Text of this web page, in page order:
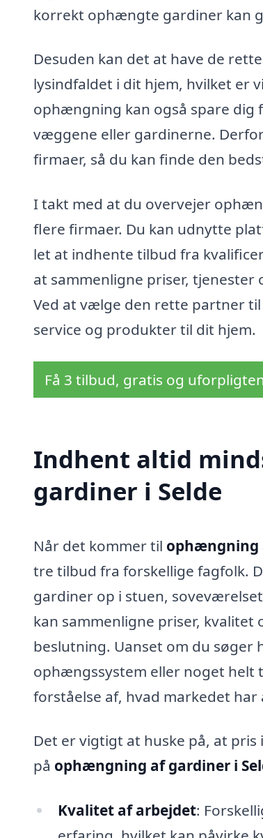
korrekt ophængte gardiner kan
Desuden kan det at have de
lysindfaldet i dit hjem, hvilket er
ophængning kan også spare dig
væggene eller gardinerne.
firmaer, så du kan finde den
I takt med at du overvejer
flere firmaer. Du kan udnytte
let at indhente tilbud fra
at sammenligne priser,
Ved at vælge den rette partner
service og produkter til dit hjem.
Få 3 tilbud, gratis og
Indhent altid
gardiner i Selde
Når det kommer til ophængning
tre tilbud fra forskellige fagfolk.
gardiner op i stuen,
kan sammenligne priser,
beslutning. Uanset om du
ophængssystem eller noget helt
forståelse af, hvad markedet har
Det er vigtigt at huske på, at
på ophængning af gardiner i
Kvalitet af arbejdet: